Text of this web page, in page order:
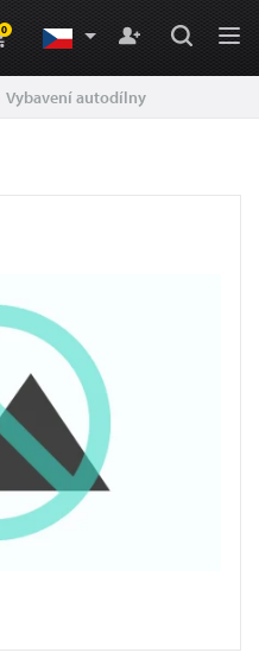
0
Vybavení autodílny